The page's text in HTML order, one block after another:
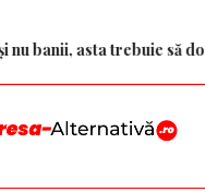
asta trebuie să doară!”